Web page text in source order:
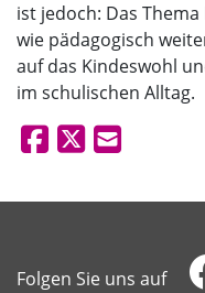
ist jedoch: Das
wie pädagogisch
auf das Kindeswohl
im schulischen Alltag.
Folgen Sie uns auf